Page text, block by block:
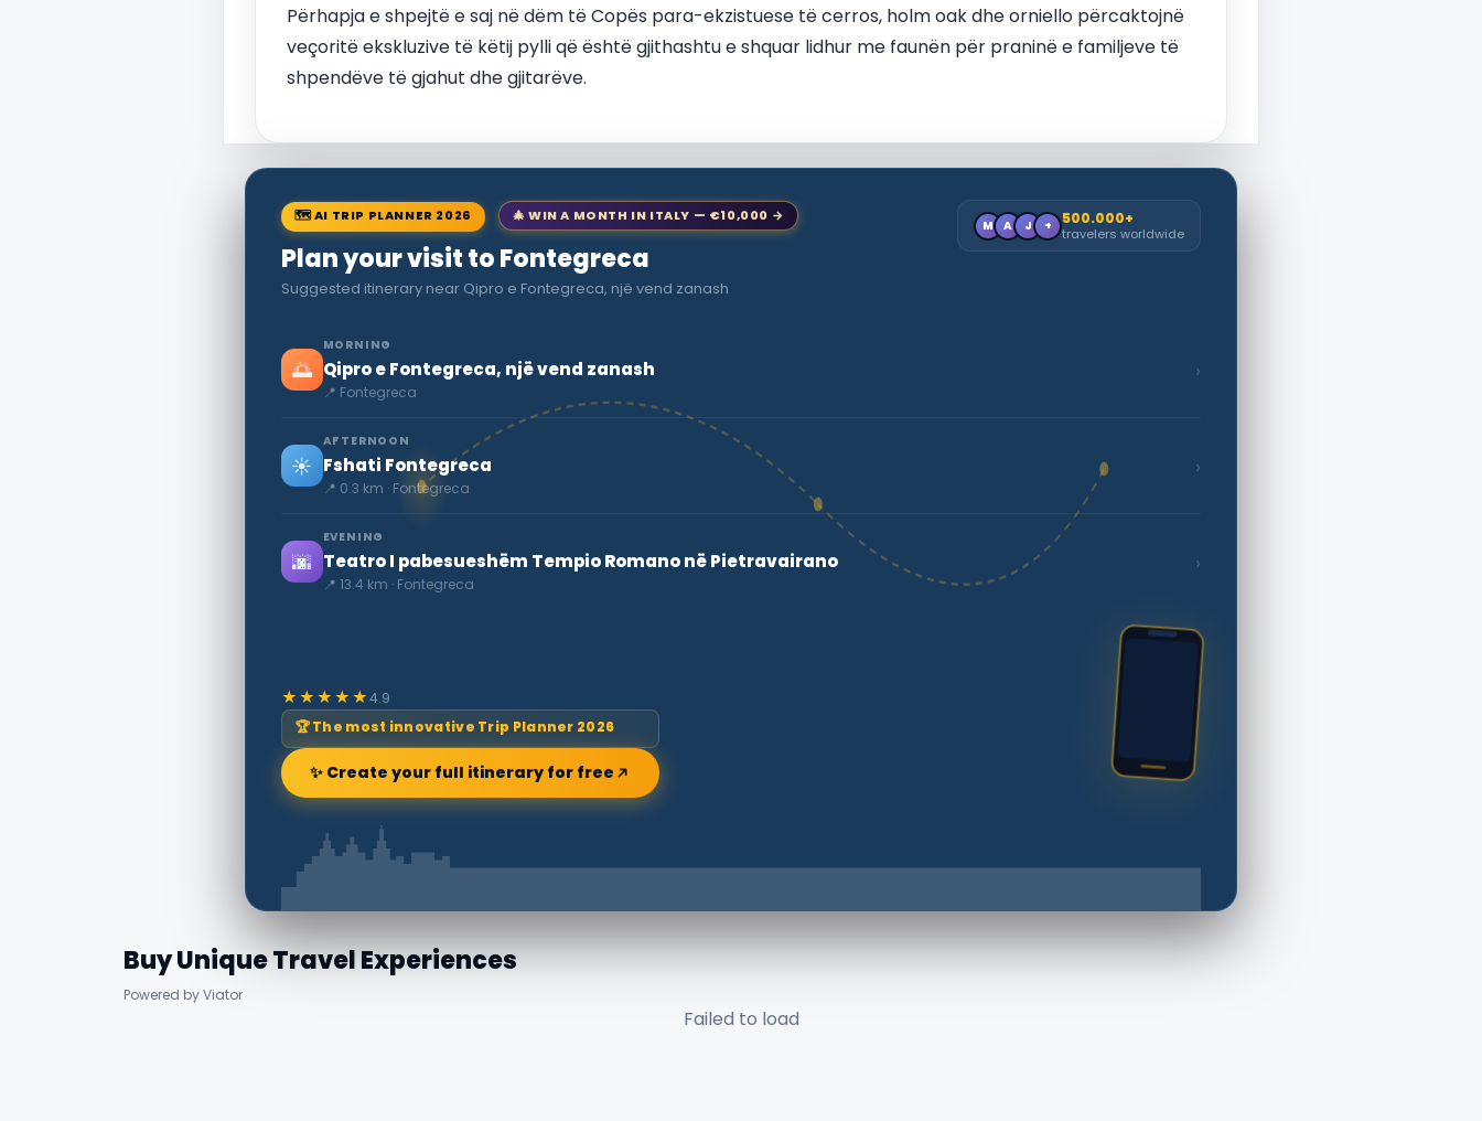
Përhapja e shpejtë e saj në dëm të Copës para-ekzistuese të cerros, holm oak dhe orniello përcaktojnë
veçoritë ekskluzive të këtij pylli që është gjithashtu e shquar lidhur me faunën për praninë e familjeve të
shpendëve të gjahut dhe gjitarëve.
🗺 AI TRIP PLANNER 2026 🎄 WIN A MONTH IN ITALY — €10,000 →
Plan your visit to Fontegreca
Suggested itinerary near Qipro e Fontegreca, një vend zanash
M A J + 500.000+
travelers worldwide
🌅
MORNING
Qipro e Fontegreca, një vend zanash
📍 Fontegreca
›
☀️
AFTERNOON
Fshati Fontegreca
📍 0.3 km · Fontegreca
›
🌆
EVENING
Teatro I pabesueshëm Tempio Romano në Pietravairano
📍 13.4 km · Fontegreca
›
★★★★★4.9
🏆 The most innovative Trip Planner 2026
✨ Create your full itinerary for free
Buy Unique Travel Experiences
Powered by Viator
Failed to load